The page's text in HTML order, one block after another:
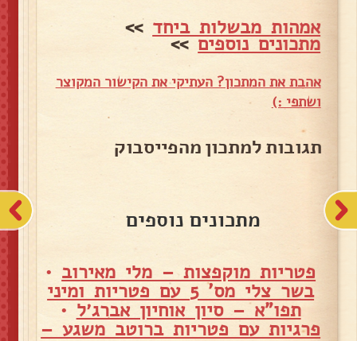
אמהות מבשלות ביחד >>
מתכונים נוספים>>
אהבת את המתכון? העתיקי את הקישור המקוצר
ושתפי :)
תגובות למתכון מהפייסבוק
מתכונים נוספים
פטריות מוקפצות – מלי מאירוב •
בשר צלי מס' 5 עם פטריות ומיני
תפו"א – סיון אוחיון אברג׳ל •
פרגיות עם פטריות ברוטב משגע –